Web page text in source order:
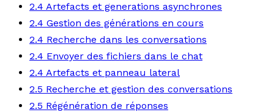
2.4 Artefacts et generations asynchrones
2.4 Gestion des générations en cours
2.4 Recherche dans les conversations
2.4 Envoyer des fichiers dans le chat
2.4 Artefacts et panneau lateral
2.5 Recherche et gestion des conversations
2.5 Régénération de réponses